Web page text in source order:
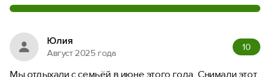
Юлия
Август 2025 года
10
Мы отдыхали с семьёй в июне этого года. Снимали этот